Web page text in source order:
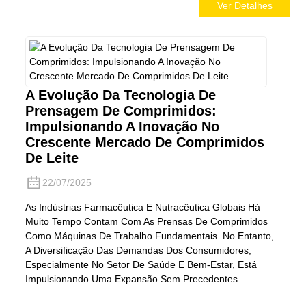
Ver Detalhes
A Evolução Da Tecnologia De
Prensagem De Comprimidos:
Impulsionando A Inovação No
Crescente Mercado De Comprimidos
De Leite
22/07/2025
As Indústrias Farmacêutica E Nutracêutica Globais Há
Muito Tempo Contam Com As Prensas De Comprimidos
Como Máquinas De Trabalho Fundamentais. No Entanto,
A Diversificação Das Demandas Dos Consumidores,
Especialmente No Setor De Saúde E Bem-Estar, Está
Impulsionando Uma Expansão Sem Precedentes...